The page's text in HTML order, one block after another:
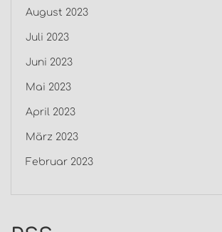
August 2023
Juli 2023
Juni 2023
Mai 2023
April 2023
März 2023
Februar 2023